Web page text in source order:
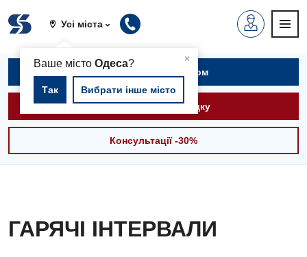
Усі міста
×
Ваше містоОдеса?
Так Вибрати інше місто
Записатися на прийом
Викликати швидку
Консультації -30%
ГАРЯЧІ ІНТЕРВАЛИ